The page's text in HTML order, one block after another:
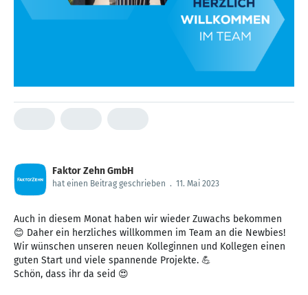
Faktor Zehn GmbH
hat einen Beitrag geschrieben . 11. Mai 2023
Auch in diesem Monat haben wir wieder Zuwachs bekommen
😊 Daher ein herzliches willkommen im Team an die Newbies!
Wir wünschen unseren neuen Kolleginnen und Kollegen einen
guten Start und viele spannende Projekte. 💪
Schön, dass ihr da seid 😍